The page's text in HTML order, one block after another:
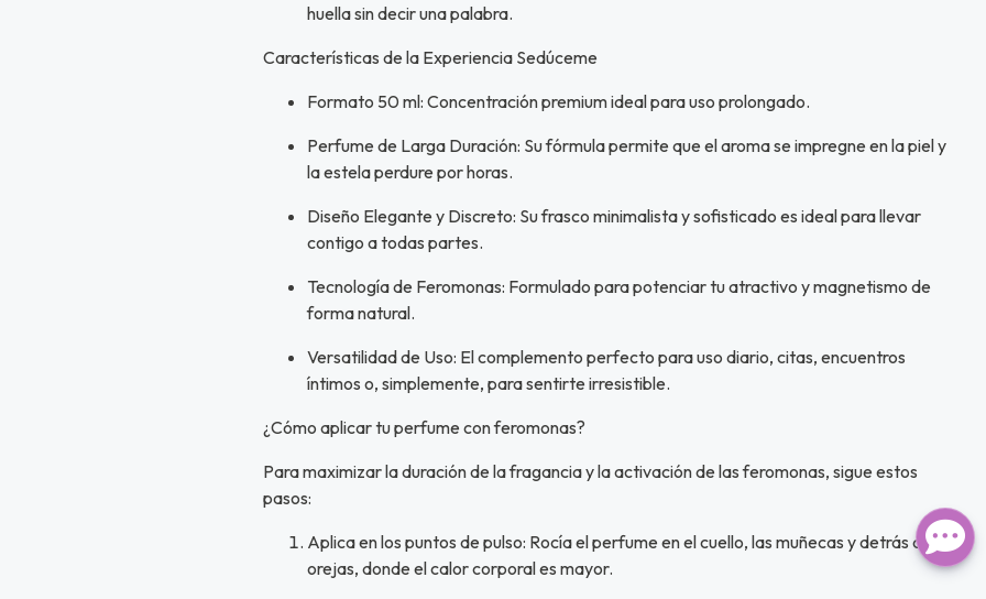
huella sin decir una palabra.
Características de la Experiencia Sedúceme
Formato 50 ml: Concentración premium ideal para uso prolongado.
Perfume de Larga Duración: Su fórmula permite que el aroma se impregne en la piel y
la estela perdure por horas.
Diseño Elegante y Discreto: Su frasco minimalista y sofisticado es ideal para llevar
contigo a todas partes.
Tecnología de Feromonas: Formulado para potenciar tu atractivo y magnetismo de
forma natural.
Versatilidad de Uso: El complemento perfecto para uso diario, citas, encuentros
íntimos o, simplemente, para sentirte irresistible.
¿Cómo aplicar tu perfume con feromonas?
Para maximizar la duración de la fragancia y la activación de las feromonas, sigue estos
pasos:
Aplica en los puntos de pulso: Rocía el perfume en el cuello, las muñecas y detrás de las
orejas, donde el calor corporal es mayor.